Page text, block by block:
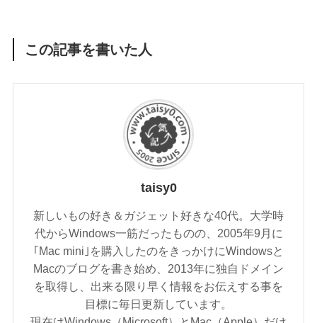
この記事を書いた人
taisy0
新しいもの好き＆ガジェット好きな40代。大学時
代からWindows一筋だったものの、2005年9月に
｢Mac mini｣を購入したのをきっかけにWindowsと
Macのブログを書き始め、2013年に独自ドメイン
を取得し、出来る限り早く情報をお伝えする事を
目標に毎日更新しています。